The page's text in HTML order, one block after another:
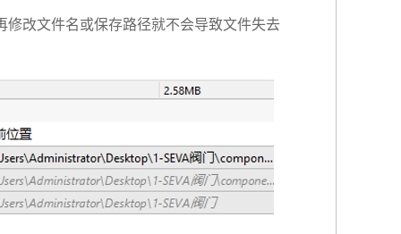
改文件名或保存路径就不会导致文件失去